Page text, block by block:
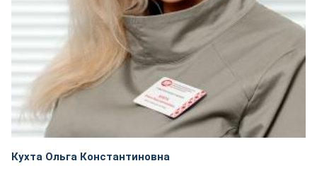
Кухта Ольга Константиновна